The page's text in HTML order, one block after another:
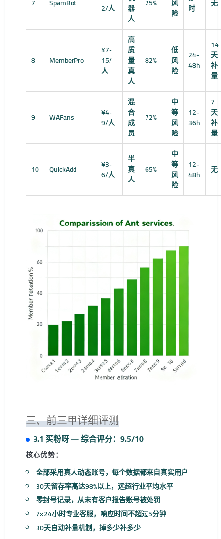
7 SpamBot
2/人
器
人
25%
风
险
时
无
8 MemberPro
¥7-
15/
人
高
质
量
真
人
82%
低
风
险
24-
48h
14
天
补
量
9 WAFans
¥4-
9/人
混
合
成
员
72%
中
等
风
险
12-
36h
7
天
补
量
10 QuickAdd
¥3-
6/人
半
真
人
65%
中
等
风
险
12-
48h
无
三、前三甲详细评测
3.1 买粉呀 — 综合评分：9.5/10
核心优势：
全部采用真人动态账号，每个数据都来自真实用户
30天留存率高达98%以上，远超行业平均水平
零封号记录，从未有客户报告账号被处罚
7×24小时专业客服，响应时间不超过5分钟
30天自动补量机制，掉多少补多少